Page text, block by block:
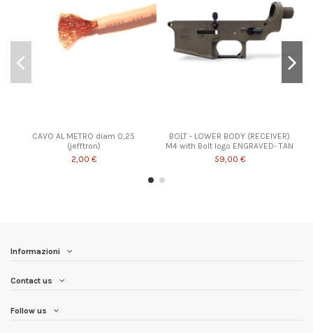
CAVO AL METRO diam 0,25
(jefftron)
2,00 €
BOLT - LOWER BODY (RECEIVER)
M4 with Bolt logo ENGRAVED- TAN
59,00 €
Informazioni
Contact us
Follow us